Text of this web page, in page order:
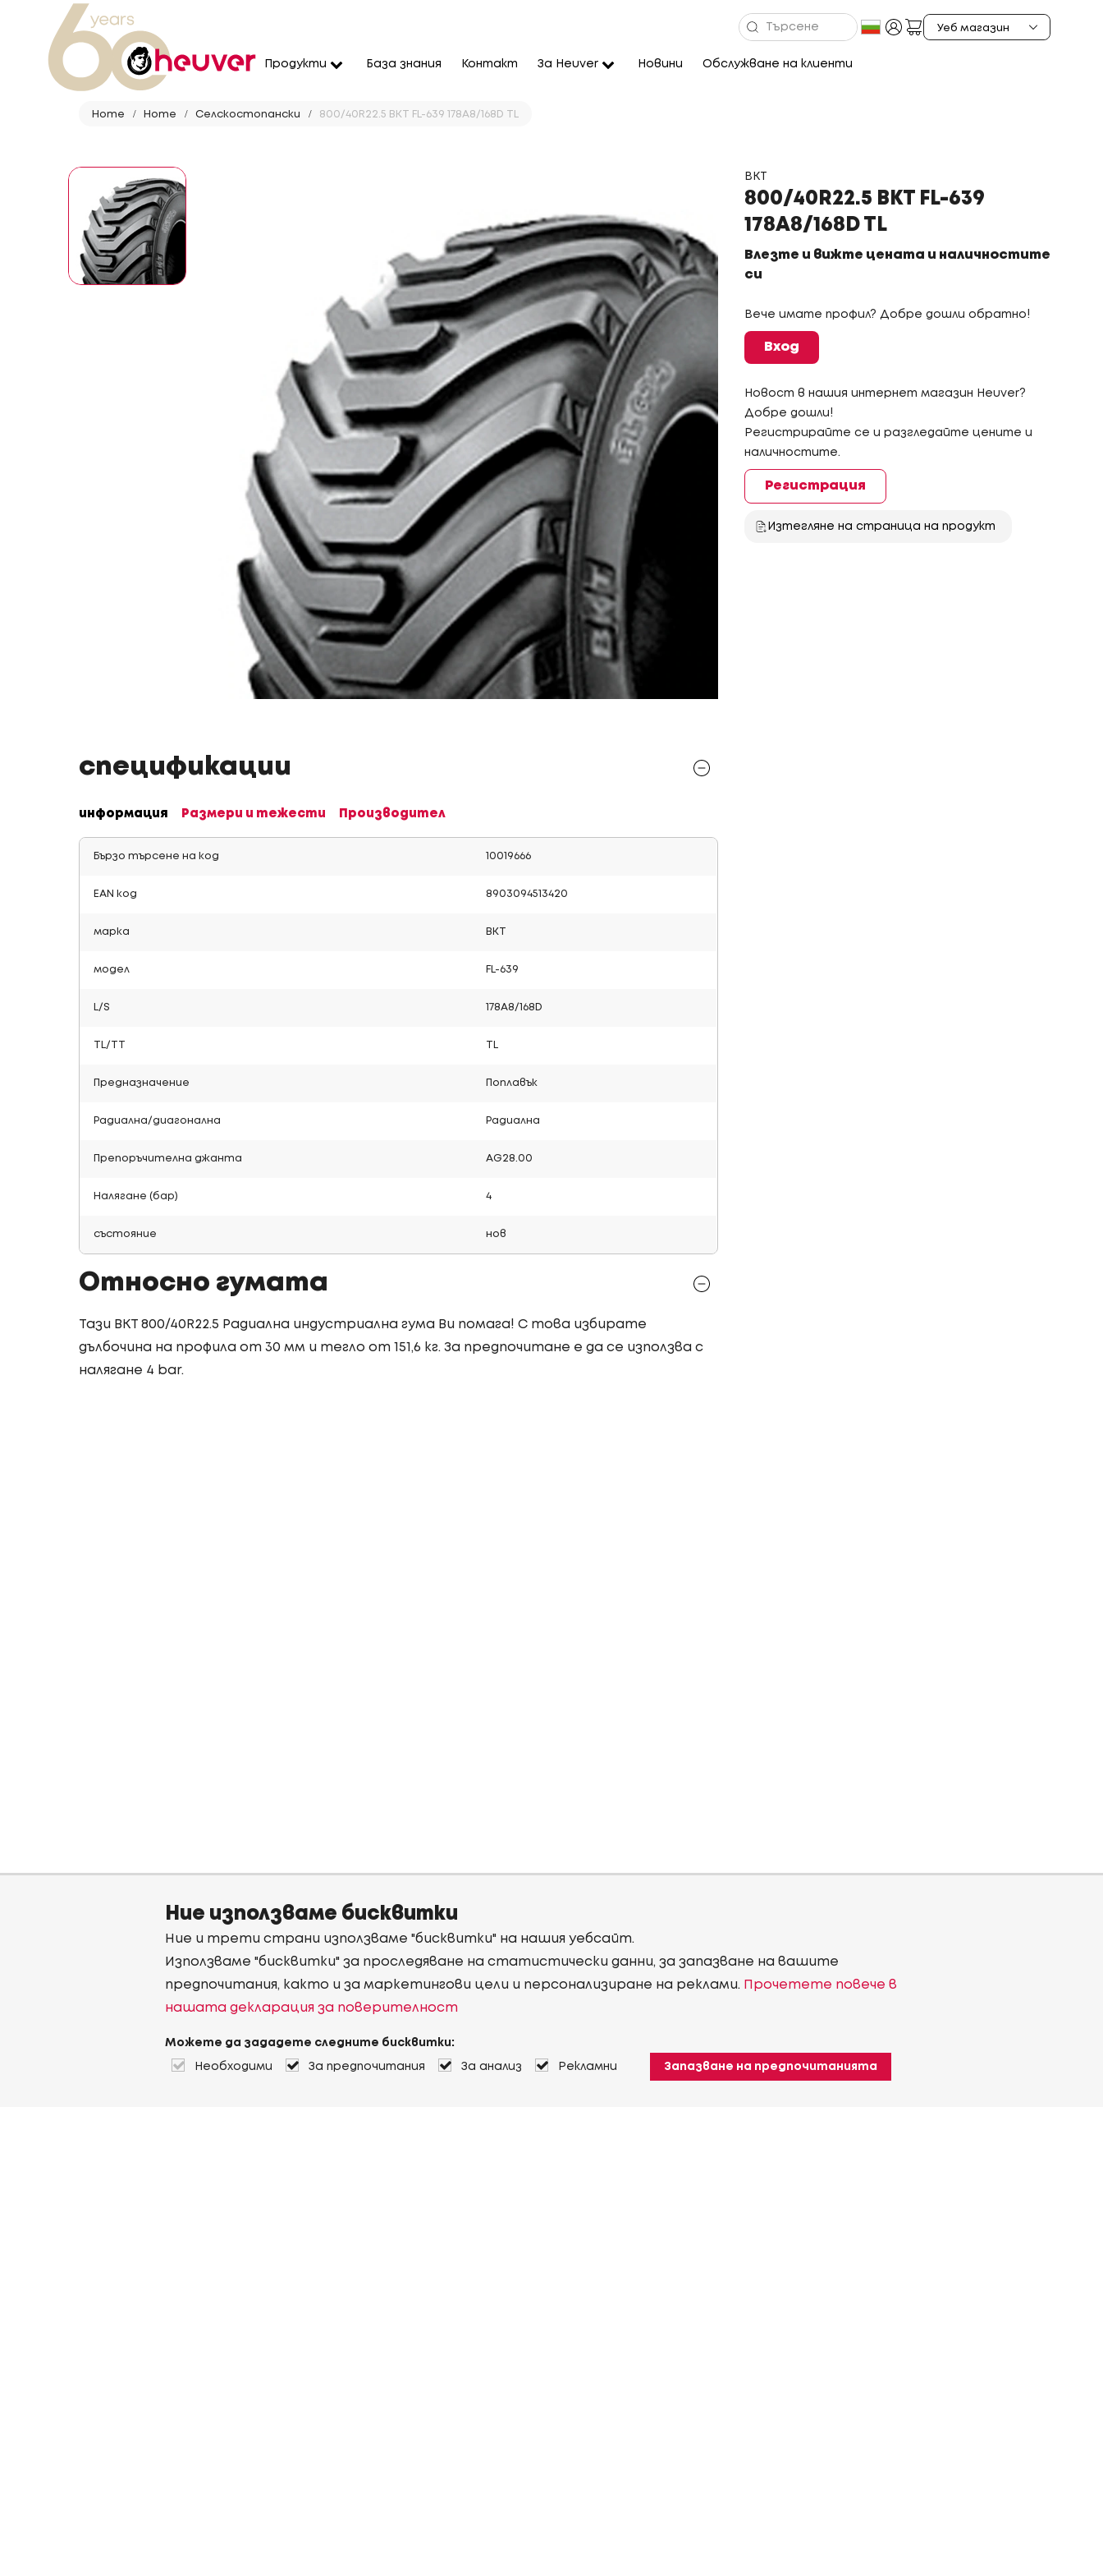
Продукти База знания Контакт За Heuver Новини Обслужване на клиенти
Home Home Селскостопански 800/40R22.5 BKT FL-639 178A8/168D TL
BKT
800/40R22.5 BKT FL-639
178A8/168D TL
Влезте и вижте цената и наличностите
си
Вече имате профил? Добре дошли обратно!
Вход
Новост в нашия интернет магазин Heuver?
Добре дошли!
Регистрирайте се и разгледайте цените и
наличностите.
Регистрация
Изтегляне на страница на продукт
спецификации
информация Размери и тежести Производител
Бързо търсене на код 10019666
EAN код 8903094513420
марка BKT
модел FL-639
L/S 178A8/168D
TL/TT
Предназначение Поплавък
Радиална/диагонална Радиална
Препоръчителна джанта AG28.00
Налягане (бар) 4
състояние нов
Относно гумата
Тази BKT 800/40R22.5 Радиална индустриална гума Ви помага! С това избирате
дълбочина на профила от 30 мм и тегло от 151,6 кг. За предпочитане е да се използва с
налягане 4 bar.
Ние използваме бисквитки
Ние и трети страни използваме "бисквитки" на нашия уебсайт.
Използваме "бисквитки" за проследяване на статистически данни, за запазване на вашите
предпочитания, както и за маркетингови цели и персонализиране на реклами. Прочетете повече в
нашата декларация за поверителност
Можете да зададете следните бисквитки:
Необходими За предпочитания За анализ Рекламни Запазване на предпочитанията